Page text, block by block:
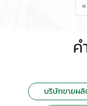
«
บริษัทขายผ